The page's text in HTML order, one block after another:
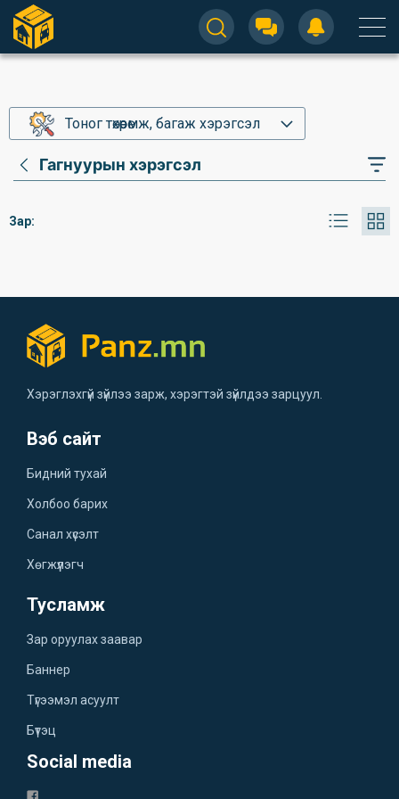
Тоног төхөөрөмж, багаж хэрэгсэл
Гагнуурын хэрэгсэл
Зар:
Хэрэглэхгүй зүйлээ зарж, хэрэгтэй зүйлдээ зарцуул.
Вэб сайт
Бидний тухай
Холбоо барих
Санал хүсэлт
Хөгжүүлэгч
Тусламж
Зар оруулах заавар
Баннер
Түгээмэл асуулт
Бүтэц
Social media